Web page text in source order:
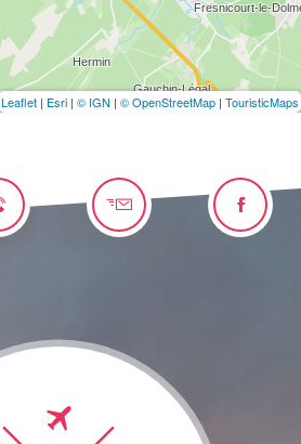
Leaflet | Esri | © IGN | © OpenStreetMap | TouristicMaps